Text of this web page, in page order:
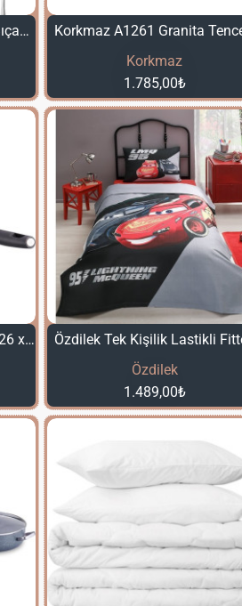
Schafer Betta Çatal Kaşık Bıçak Takımı 72 Parça - NON02
Korkmaz
1.785,00₺
Korkmaz Nora Granit Tava 26 x 4,4 cm
Özdilek
1.489,00₺